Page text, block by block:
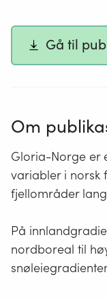
Gå til
Om
Gloria-Norge er
variabler i norsk
fjellområder
På
nordboreal til